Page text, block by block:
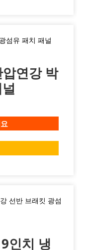
연강 박
인치 냉